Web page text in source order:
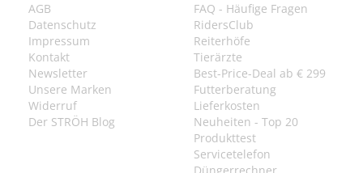
AGB
Datenschutz
Impressum
Kontakt
Newsletter
Unsere Marken
Widerruf
Der STRÖH Blog
FAQ - Häufige Fragen
RidersClub
Reiterhöfe
Tierärzte
Best-Price-Deal ab € 299
Futterberatung
Lieferkosten
Neuheiten - Top 20
Produkttest
Servicetelefon